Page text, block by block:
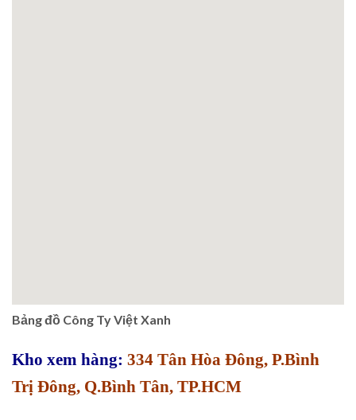
Bảng đồ Công Ty Việt Xanh
Kho xem hàng: 334 Tân Hòa Đông, P.Bình
Trị Đông, Q.Bình Tân, TP.HCM